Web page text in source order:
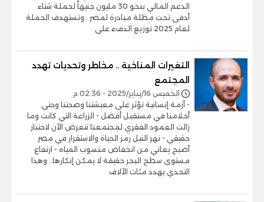
الدعم المالي بنحو 30 مليون جنيهاً لحملة شتاء
أدفى تحت مظلة مبادرة لمصر . وتستهدف الحملة
لعام 2025 توزيع الدفء على
التغيرات المناخية .. مخاطر وتحديات تهدد
المجتمع
الخميس 16/يناير/2025 - 02:36 م
- أزمة إنسانية تؤثر على معيشتنا وصحتنا وحتى
أحلامنا في مستقبل أفضل - الزراعة التي كانت وما
زالت العمود الفقري لمجتمعنا تتعرض الآن لاختبار
حقيقي - نهر النيل رمز الحياة والاستقرار في مصر
أصبح يعاني من انخفاض منسوب المياه - ارتفاع
مستوى سطح البحر حقيقة لا يمكن إنكارها.. وهذا
التحدي يهدد مئات الآلاف